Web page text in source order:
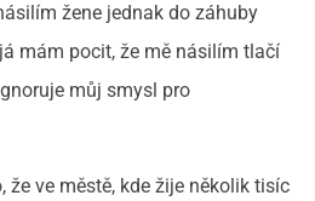
žene jednak do záhuby
mám pocit, že mě násilím tlačí
můj smysl pro
ve městě, kde žije několik tisíc